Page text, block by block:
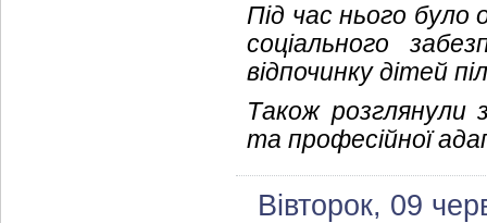
Під час нього було
соціального
відпочинку дітей
Також розглянули
та професійної
Вівторок, 09